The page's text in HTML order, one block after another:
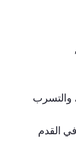
والتسرب
في القدم